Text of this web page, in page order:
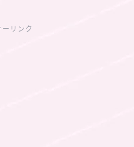
リンク